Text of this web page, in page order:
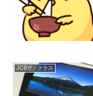
JCBザ・クラス